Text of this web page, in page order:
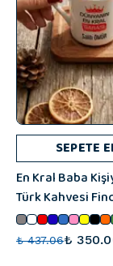
SEPETE
En Kral Baba
Türk Kahvesi
₺ 437.06₺